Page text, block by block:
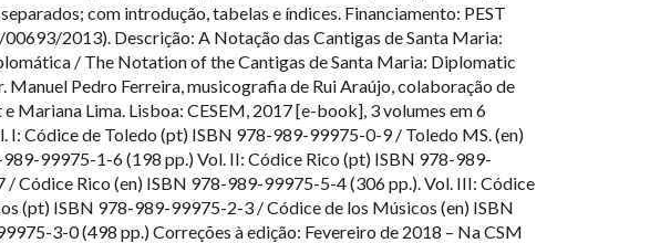
com introdução, tabelas e índices. Financiamento: PEST
2013). Descrição: A Notação das Cantigas de Santa Maria:
/ The Notation of the Cantigas de Santa Maria: Diplomatic
Manuel Pedro Ferreira, musicografia de Rui Araújo, colaboração de
e Mariana Lima. Lisboa: CESEM, 2017 [e-book], 3 volumes em 6
I: Códice de Toledo (pt) ISBN 978-989-99975-0-9 / Toledo MS. (en)
99975-1-6 (198 pp.) Vol. II: Códice Rico (pt) ISBN 978-989-
/ Códice Rico (en) ISBN 978-989-99975-5-4 (306 pp.). Vol. III: Códice
(pt) ISBN 978-989-99975-2-3 / Códice de los Músicos (en) ISBN
3-0 (498 pp.) Correções à edição: Fevereiro de 2018 – Na CSM